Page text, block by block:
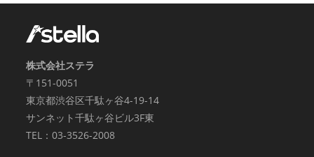
株式会社ステラ
〒151-0051
東京都渋谷区千駄ヶ谷4-19-14
サンネット千駄ヶ谷ビル3F東
TEL：03-3526-2008